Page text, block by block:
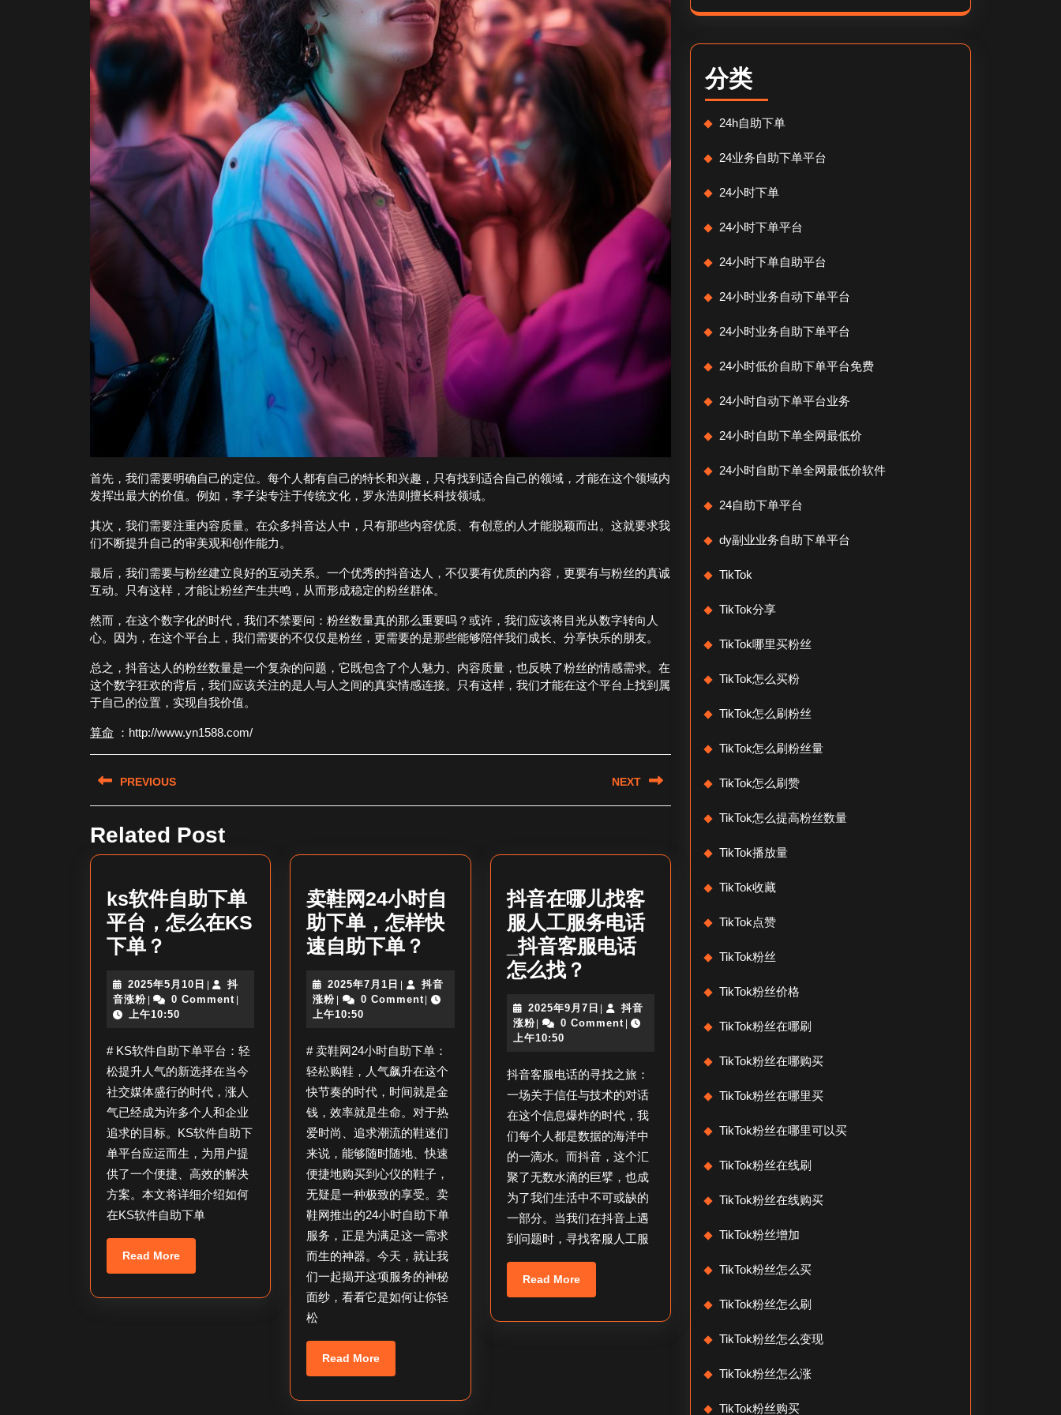
首先，我们需要明确自己的定位。每个人都有自己的特长和兴趣，只有找到适合自己的领域，才能在这个领域内
发挥出最大的价值。例如，李子柒专注于传统文化，罗永浩则擅长科技领域。
其次，我们需要注重内容质量。在众多抖音达人中，只有那些内容优质、有创意的人才能脱颖而出。这就要求我
们不断提升自己的审美观和创作能力。
最后，我们需要与粉丝建立良好的互动关系。一个优秀的抖音达人，不仅要有优质的内容，更要有与粉丝的真诚
互动。只有这样，才能让粉丝产生共鸣，从而形成稳定的粉丝群体。
然而，在这个数字化的时代，我们不禁要问：粉丝数量真的那么重要吗？或许，我们应该将目光从数字转向人
心。因为，在这个平台上，我们需要的不仅仅是粉丝，更需要的是那些能够陪伴我们成长、分享快乐的朋友。
总之，抖音达人的粉丝数量是一个复杂的问题，它既包含了个人魅力、内容质量，也反映了粉丝的情感需求。在
这个数字狂欢的背后，我们应该关注的是人与人之间的真实情感连接。只有这样，我们才能在这个平台上找到属
于自己的位置，实现自我价值。
算命 ：http://www.yn1588.com/
文
章
导
航
PREVIOUS
post:
NEXT
Related Post
ks软件自助下单
平台，怎么在KS
下单？
件
自
助
下
单
平
台，
怎
么
在
下
单？
2025年5月10日 2025
年
10
日
抖
音涨粉 抖
音
粉
0 Comment
上午10:50
# KS软件自助下单平台：轻
松提升人气的新选择在当今
社交媒体盛行的时代，涨人
气已经成为许多个人和企业
追求的目标。KS软件自助下
单平台应运而生，为用户提
供了一个便捷、高效的解决
方案。本文将详细介绍如何
在KS软件自助下单
Read MoreRead
More
卖鞋网24小时自
助下单，怎样快
速自助下单？
网
小
时
自
助
下
单，
怎
样
快
速
自
助
2025年7月1日 2025
年
1
日
抖音
涨粉 抖
音
粉
0 Comment
上午10:50
# 卖鞋网24小时自助下单：
轻松购鞋，人气飙升在这个
快节奏的时代，时间就是金
钱，效率就是生命。对于热
爱时尚、追求潮流的鞋迷们
来说，能够随时随地、快速
便捷地购买到心仪的鞋子，
无疑是一种极致的享受。卖
鞋网推出的24小时自助下单
服务，正是为满足这一需求
而生的神器。今天，就让我
们一起揭开这项服务的神秘
面纱，看看它是如何让你轻
松
Read MoreRead
More
抖音在哪儿找客
服人工服务电话
_抖音客服电话
怎么找？
在
儿
找
客
服
人
工
服
务
_
抖
2025年9月7日 2025
年
7
日
抖音
涨粉抖
音
粉
0 Comment
上午10:50
抖音客服电话的寻找之旅：
一场关于信任与技术的对话
在这个信息爆炸的时代，我
们每个人都是数据的海洋中
的一滴水。而抖音，这个汇
聚了无数水滴的巨擘，也成
为了我们生活中不可或缺的
一部分。当我们在抖音上遇
到问题时，寻找客服人工服
Read MoreRead
More
分类
24h自助下单
24业务自助下单平台
24小时下单
24小时下单平台
24小时下单自助平台
24小时业务自动下单平台
24小时业务自助下单平台
24小时低价自助下单平台免费
24小时自动下单平台业务
24小时自助下单全网最低价
24小时自助下单全网最低价软件
24自助下单平台
dy副业业务自助下单平台
TikTok
TikTok分享
TikTok哪里买粉丝
TikTok怎么买粉
TikTok怎么刷粉丝
TikTok怎么刷粉丝量
TikTok怎么刷赞
TikTok怎么提高粉丝数量
TikTok播放量
TikTok收藏
TikTok点赞
TikTok粉丝
TikTok粉丝价格
TikTok粉丝在哪刷
TikTok粉丝在哪购买
TikTok粉丝在哪里买
TikTok粉丝在哪里可以买
TikTok粉丝在线刷
TikTok粉丝在线购买
TikTok粉丝增加
TikTok粉丝怎么买
TikTok粉丝怎么刷
TikTok粉丝怎么变现
TikTok粉丝怎么涨
TikTok粉丝购买